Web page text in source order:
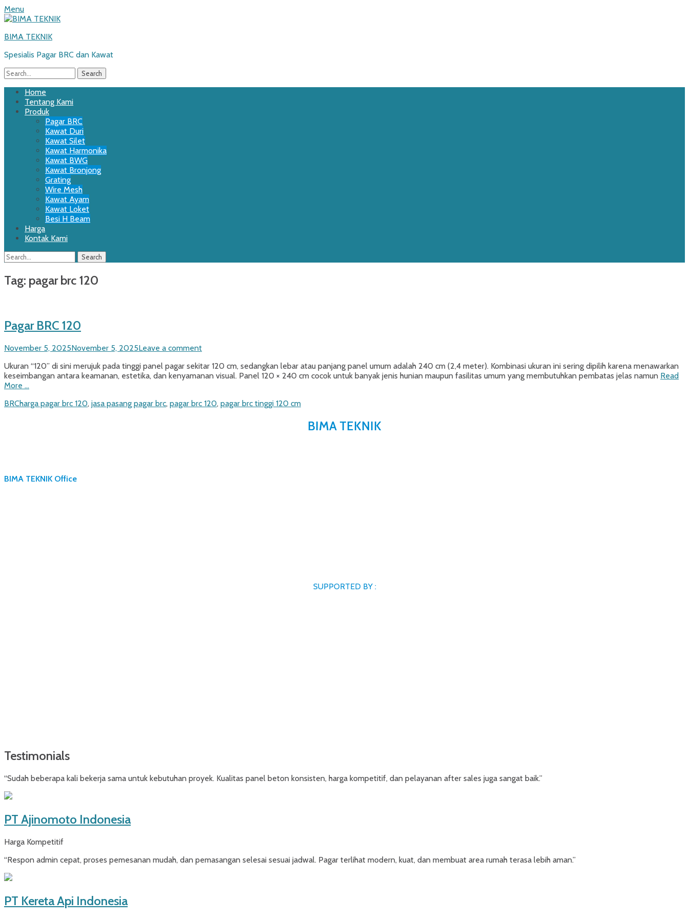
Menu
BIMA TEKNIK
Spesialis Pagar BRC dan Kawat
Search
for:
Primary
Menu
Skip
content
Home
Tentang Kami
Produk
Pagar BRC
Kawat Duri
Kawat Silet
Kawat Harmonika
Kawat BWG
Kawat Bronjong
Grating
Wire Mesh
Kawat Ayam
Kawat Loket
Besi H Beam
Harga
Kontak Kami
Search
Search
for:
Tag: pagar brc 120
Pagar BRC 120
Posted
November 5, 2025November 5, 2025Leave a comment
Ukuran “120” di sini merujuk pada tinggi panel pagar sekitar 120 cm, sedangkan lebar atau panjang panel umum adalah 240 cm (2,4 meter). Kombinasi ukuran ini sering dipilih karena menawarkan
keseimbangan antara keamanan, estetika, dan kenyamanan visual. Panel 120 × 240 cm cocok untuk banyak jenis hunian maupun fasilitas umum yang membutuhkan pembatas jelas namun Read
More …
Categories
BRCTags
harga pagar brc 120, jasa pasang pagar brc, pagar brc 120, pagar brc tinggi 120 cm
BIMA TEKNIK
BIMA TEKNIK Office
SUPPORTED BY :
Testimonials
“Sudah beberapa kali bekerja sama untuk kebutuhan proyek. Kualitas panel beton konsisten, harga kompetitif, dan pelayanan after sales juga sangat baik.”
PT Ajinomoto Indonesia
Harga Kompetitif
“Respon admin cepat, proses pemesanan mudah, dan pemasangan selesai sesuai jadwal. Pagar terlihat modern, kuat, dan membuat area rumah terasa lebih aman.”
PT Kereta Api Indonesia